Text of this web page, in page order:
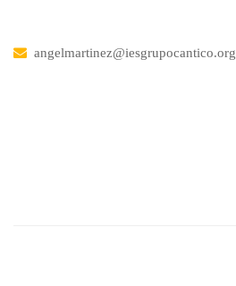
angelmartinez@iesgrupocantico.org